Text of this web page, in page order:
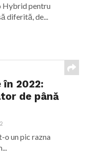
Hybrid pentru
diferită, de...
2022:
de până
o un pic razna